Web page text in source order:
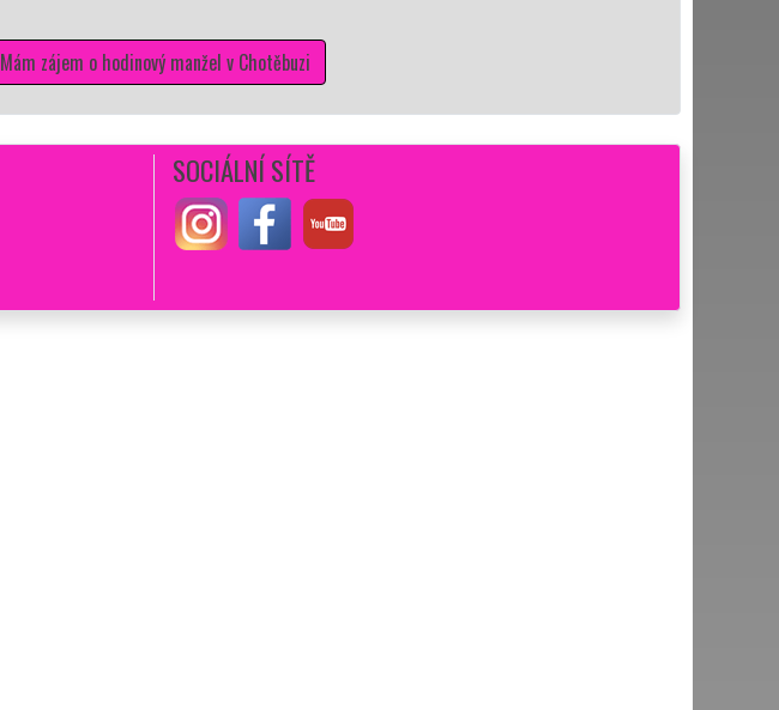
Mám zájem o hodinový manžel v Chotěbuzi
SOCIÁLNÍ SÍTĚ